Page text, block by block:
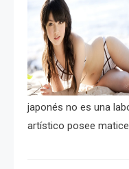
japonés no es una
artístico posee